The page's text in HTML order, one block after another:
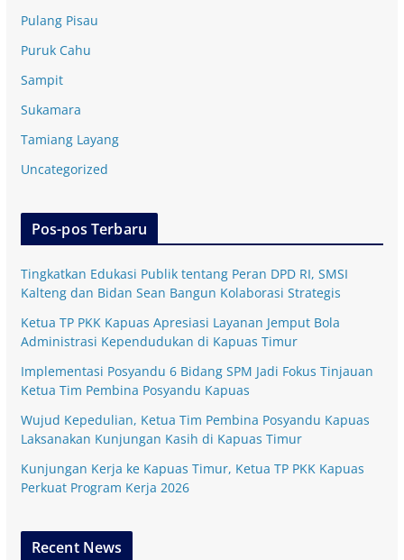
Pulang Pisau
Puruk Cahu
Sampit
Sukamara
Tamiang Layang
Uncategorized
Pos-pos Terbaru
Tingkatkan Edukasi Publik tentang Peran DPD RI, SMSI
Kalteng dan Bidan Sean Bangun Kolaborasi Strategis
Ketua TP PKK Kapuas Apresiasi Layanan Jemput Bola
Administrasi Kependudukan di Kapuas Timur
Implementasi Posyandu 6 Bidang SPM Jadi Fokus Tinjauan
Ketua Tim Pembina Posyandu Kapuas
Wujud Kepedulian, Ketua Tim Pembina Posyandu Kapuas
Laksanakan Kunjungan Kasih di Kapuas Timur
Kunjungan Kerja ke Kapuas Timur, Ketua TP PKK Kapuas
Perkuat Program Kerja 2026
Recent News